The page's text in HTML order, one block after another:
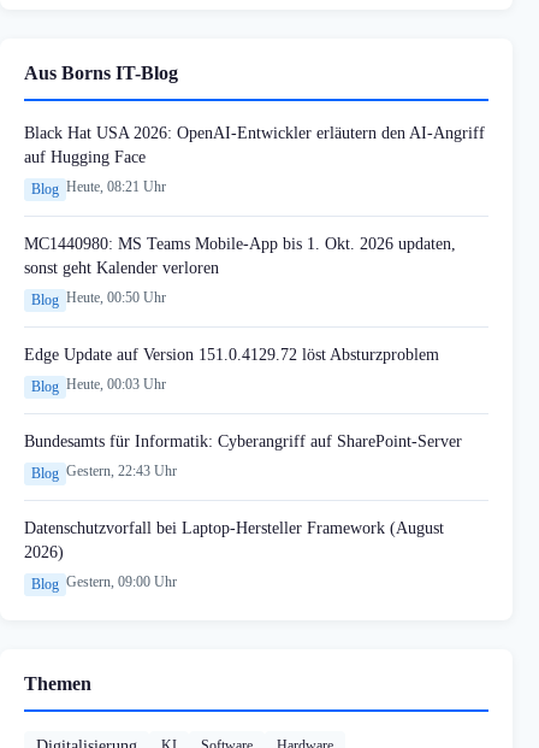
Aus Borns IT-Blog
Black Hat USA 2026: OpenAI-Entwickler erläutern den AI-Angriff
auf Hugging Face
Blog Heute, 08:21 Uhr
MC1440980: MS Teams Mobile-App bis 1. Okt. 2026 updaten,
sonst geht Kalender verloren
Blog Heute, 00:50 Uhr
Edge Update auf Version 151.0.4129.72 löst Absturzproblem
Blog Heute, 00:03 Uhr
Bundesamts für Informatik: Cyberangriff auf SharePoint-Server
Blog Gestern, 22:43 Uhr
Datenschutzvorfall bei Laptop-Hersteller Framework (August
2026)
Blog Gestern, 09:00 Uhr
Themen